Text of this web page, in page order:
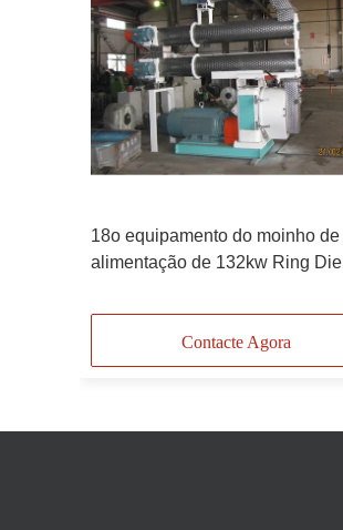
18o equipamento do moinho de
alimentação de 132kw Ring Die
Contacte Agora